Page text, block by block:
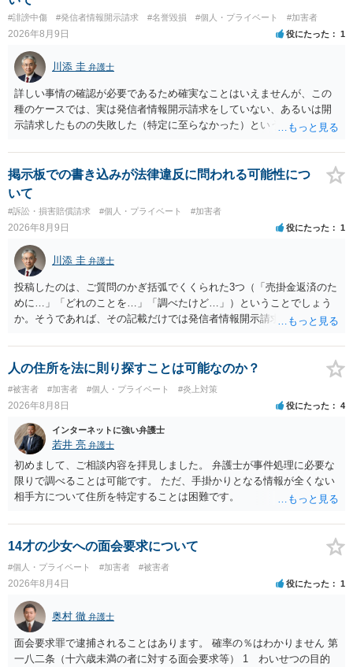
#誹謗中傷 #発信者情報開示請求 #名誉毀損 #個人・プライベート #加害者
2026年8月9日 役にたった 1
川添 圭 弁護士
詳しい事情の確認が必要であるため確実なことはいえませんが、この
種のケースでは、実は発信者情報開示請求をしていない、あるいは開
示請求したものの失敗した（特定に至らなかった）という事案が比較
な投稿をする場合にはなおさら）。
掲示板での書き込みが法律違反に問われる可能性につ
いて
#訴訟・損害賠償請求 #個人・プライベート #加害者
2026年8月9日 役にたった 1
川添 圭 弁護士
投稿したのは、ご質問のかぎ括弧でくくられた3つ（「売掛金返済のた
めに…」「どれのことを…」「調べたけど…」）ということでしょう
か。そうであれば、その記載だけでは発信者情報開示請求が認められ
ただ、「328が名誉毀損、偽計業務妨害、侮辱罪、ストーカー等に関す
る法律違反に該当するといわれ」とのことですので、ご質問に書かれ
ていない何らかの背景事情があれば、回答は180度変わるかもしれませ
ん。公開の場で詳細を投稿することは不適当と思われますので、弁護
士へ直接相談した方がよいでしょう。
人の住所を法に則り探すことは可能なのか？
#被害者 #加害者 #個人・プライベート #炎上対策
2026年8月8日 役にたった 4
インターネットに強い弁護士
若井 亮 弁護士
初めまして、ご相談内容を拝見しました。 弁護士が事件処理に必要な
限りで調べることは可能です。 ただ、手掛かりとなる情報が全くない
相手方について住所を特定することは困難です。
14才の少女への面会要求について
#個人・プライベート #加害者 #被害者
2026年8月4日 役にたった 1
奥村 徹 弁護士
面会要求罪で逮捕されることはあります。 確率の％はわかりません 第
一八二条（十六歳未満の者に対する面会要求等） 1 わいせつの目的